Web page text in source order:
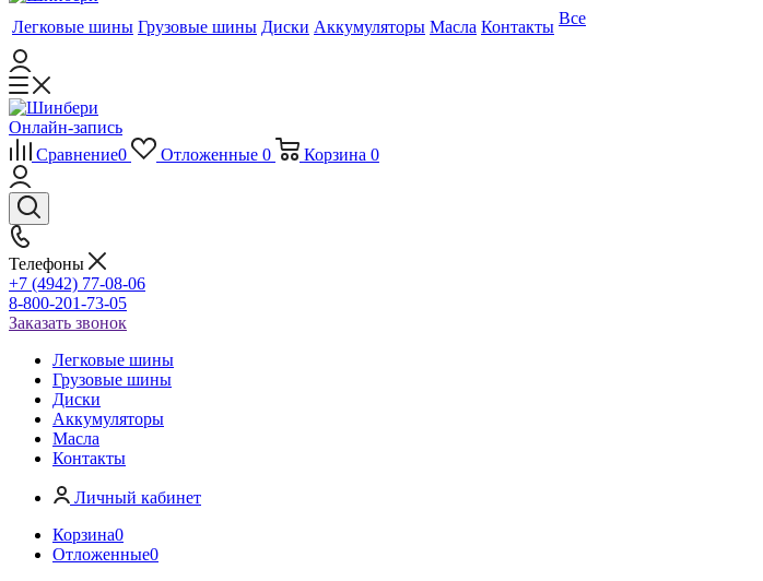
Легковые шины Грузовые шины Диски Аккумуляторы Масла Контакты Все
Онлайн-запись
Сравнение0 Отложенные 0 Корзина 0
Телефоны
+7 (4942) 77-08-06
8-800-201-73-05
Заказать звонок
Легковые шины
Грузовые шины
Диски
Аккумуляторы
Масла
Контакты
Личный кабинет
Корзина0
Отложенные0